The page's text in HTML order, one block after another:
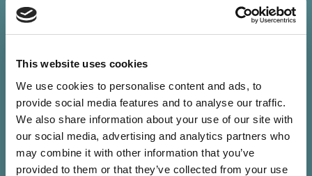
This website uses cookies
We use cookies to personalise content and ads, to
provide social media features and to analyse our traffic.
We also share information about your use of our site with
our social media, advertising and analytics partners who
may combine it with other information that you’ve
provided to them or that they’ve collected from your use
Sisi
07.24. P 22:00 - 23:30 (90
Perc)
Jegyvásárlás
07.24. P 23:00 - 00:30 (90
Perc)
Panoráma Színpad -
Kapolcs
Jegyvásárlás